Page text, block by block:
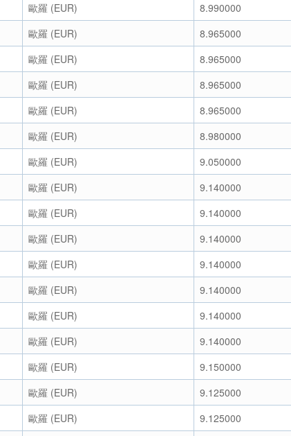
歐羅 (EUR) 8.990000
歐羅 (EUR) 8.965000
歐羅 (EUR) 8.965000
歐羅 (EUR) 8.965000
歐羅 (EUR) 8.965000
歐羅 (EUR) 8.980000
歐羅 (EUR) 9.050000
歐羅 (EUR) 9.140000
歐羅 (EUR) 9.140000
歐羅 (EUR) 9.140000
歐羅 (EUR) 9.140000
歐羅 (EUR) 9.140000
歐羅 (EUR) 9.140000
歐羅 (EUR) 9.140000
歐羅 (EUR) 9.150000
歐羅 (EUR) 9.125000
歐羅 (EUR) 9.125000